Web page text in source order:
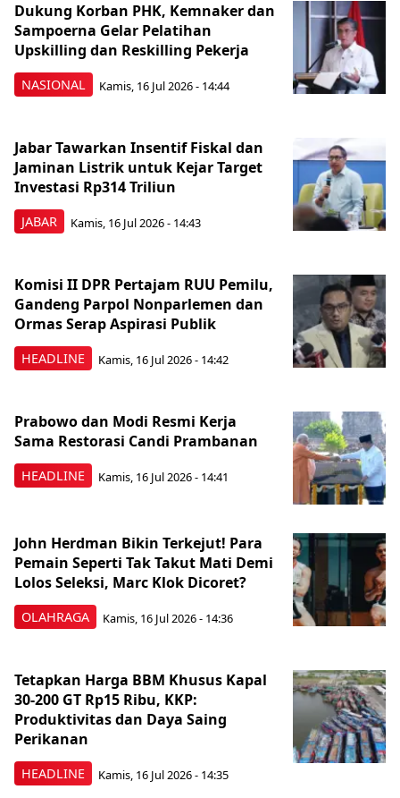
NASIONAL
Dukung Korban PHK, Kemnaker dan
Sampoerna Gelar Pelatihan
Upskilling dan Reskilling Pekerja
Kamis, 16 Jul 2026 - 14:44
JABAR
Jabar Tawarkan Insentif Fiskal dan
Jaminan Listrik untuk Kejar Target
Investasi Rp314 Triliun
Kamis, 16 Jul 2026 - 14:43
HEADLINE
Komisi II DPR Pertajam RUU Pemilu,
Gandeng Parpol Nonparlemen dan
Ormas Serap Aspirasi Publik
Kamis, 16 Jul 2026 - 14:42
HEADLINE
Prabowo dan Modi Resmi Kerja
Sama Restorasi Candi Prambanan
Kamis, 16 Jul 2026 - 14:41
OLAHRAGA
John Herdman Bikin Terkejut! Para
Pemain Seperti Tak Takut Mati Demi
Lolos Seleksi, Marc Klok Dicoret?
Kamis, 16 Jul 2026 - 14:36
HEADLINE
Tetapkan Harga BBM Khusus Kapal
30-200 GT Rp15 Ribu, KKP:
Produktivitas dan Daya Saing
Perikanan
Kamis, 16 Jul 2026 - 14:35